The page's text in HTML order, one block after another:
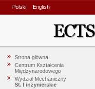
Polski English
Strona główna
Centrum Kształcenia
Międzynarodowego
Wydział Mechaniczny
St. I inżynierskie